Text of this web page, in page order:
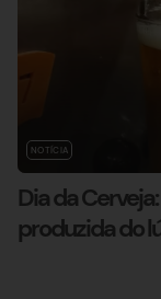
NOTÍCIA
Dia da
produzida do